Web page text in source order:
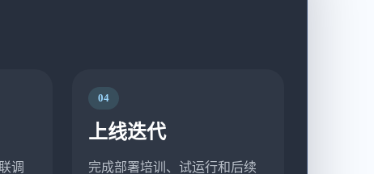
调
04
上线迭代
完成部署培训、试运行和后续